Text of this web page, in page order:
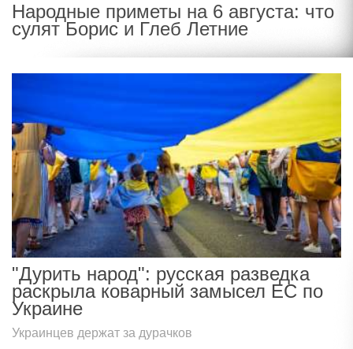
Народные приметы на 6 августа: что
сулят Борис и Глеб Летние
"Дурить народ": русская разведка
раскрыла коварный замысел ЕС по
Украине
Украинцев держат за дурачков